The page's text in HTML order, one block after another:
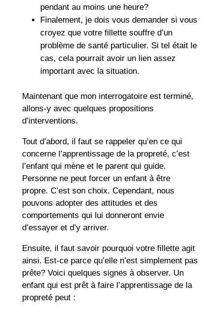
pendant au moins une heure?
Finalement, je dois vous demander si vous
croyez que votre fillette souffre d’un
problème de santé particulier. Si tel était le
cas, cela pourrait avoir un lien assez
important avec la situation.
Maintenant que mon interrogatoire est terminé,
allons-y avec quelques propositions
d’interventions.
Tout d’abord, il faut se rappeler qu’en ce qui
concerne l’apprentissage de la propreté, c’est
l’enfant qui mène et le parent qui guide.
Personne ne peut forcer un enfant à être
propre. C’est son choix. Cependant, nous
pouvons adopter des attitudes et des
comportements qui lui donneront envie
d’essayer et d’y arriver.
Ensuite, il faut savoir pourquoi votre fillette agit
ainsi. Est-ce parce qu’elle n’est simplement pas
prête? Voici quelques signes à observer. Un
enfant qui est prêt à faire l’apprentissage de la
propreté peut :